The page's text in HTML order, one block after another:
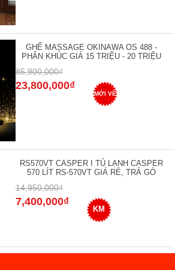
GHẾ MASSAGE OKINAWA OS 488 -
PHÂN KHÚC GIÁ 15 TRIỆU - 20 TRIỆU
85,900,000₫
23,800,000₫
MỚI VỀ
RS570VT CASPER I TỦ LẠNH CASPER
570 LÍT RS-570VT GIÁ RẺ, TRẢ GÓ
14,950,000₫
7,400,000₫
KM